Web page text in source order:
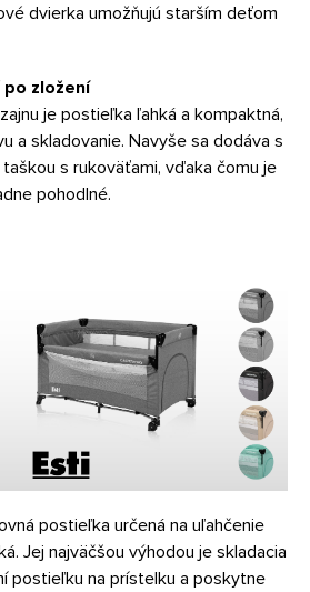
dvierka umožňujú starším deťom
zložení
je postieľka ľahká a kompaktná,
a skladovanie. Navyše sa dodáva s
s rukoväťami, vďaka čomu je
pohodlné.
postieľka určená na uľahčenie
Jej najväčšou výhodou je skladacia
postieľku na prístelku a poskytne